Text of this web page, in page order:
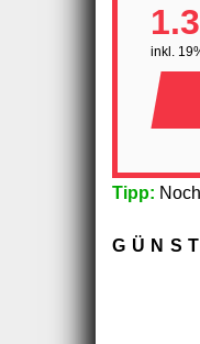
inkl.
Tipp: Noch